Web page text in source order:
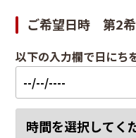
ご希望日時 第2
以下の入力欄で日にち